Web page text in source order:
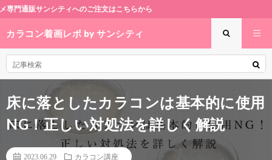
シティへのご注文はこちらから
カラコン着画レポ by サンシティ
床に落としたカラコンは基本的に使用
NG！正しい対処法を詳しく解説
2023.06.29 カラコン講座